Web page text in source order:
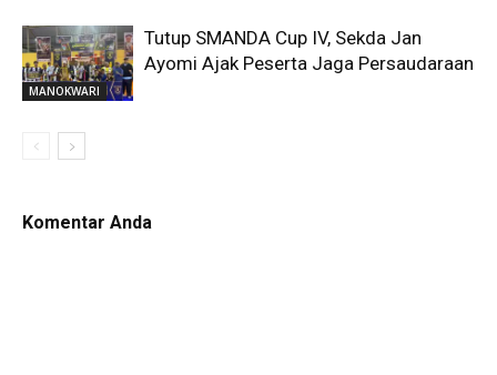
MANOKWARI
Tutup SMANDA Cup IV, Sekda Jan
Ayomi Ajak Peserta Jaga Persaudaraan
Komentar Anda